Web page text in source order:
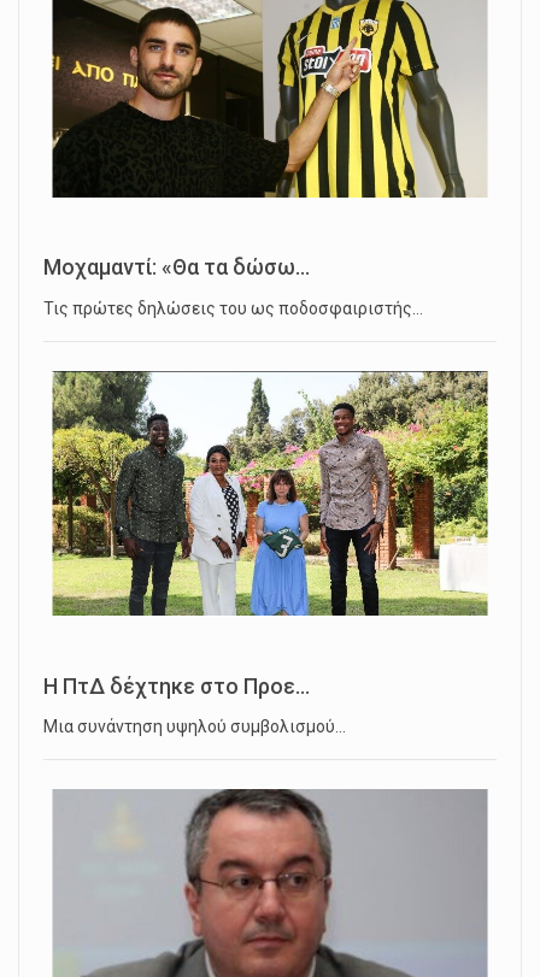
Μοχαμαντί: «Θα τα δώσω...
Τις πρώτες δηλώσεις του ως ποδοσφαιριστής…
Η ΠτΔ δέχτηκε στο Προε...
Μια συνάντηση υψηλού συμβολισμού…